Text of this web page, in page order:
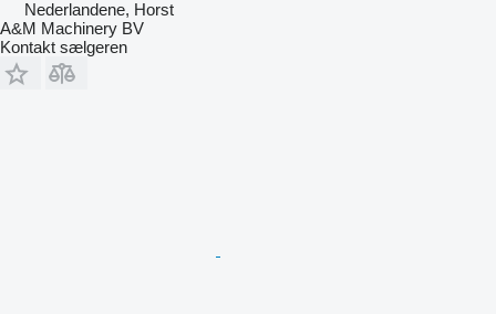
Nederlandene, Horst
A&M Machinery BV
Kontakt sælgeren